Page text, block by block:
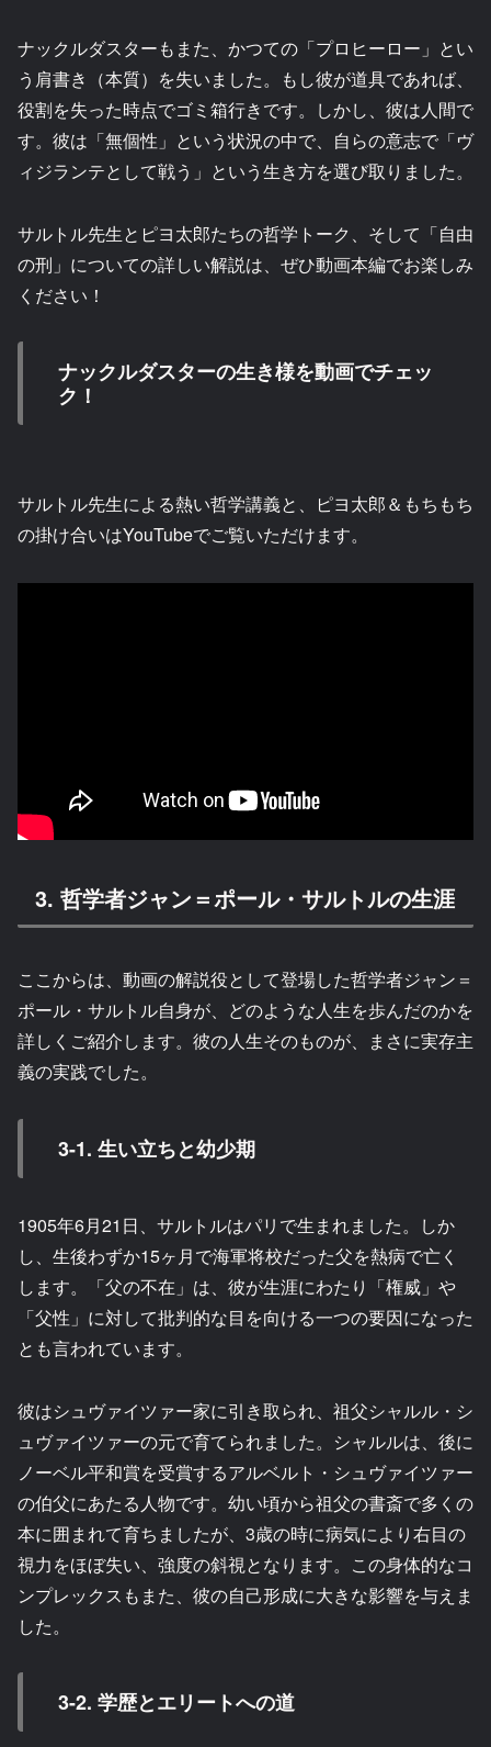
ナックルダスターもまた、かつての「プロヒーロー」とい
う肩書き（本質）を失いました。もし彼が道具であれば、
役割を失った時点でゴミ箱行きです。しかし、彼は人間で
す。彼は「無個性」という状況の中で、自らの意志で「ヴ
ィジランテとして戦う」という生き方を選び取りました。
サルトル先生とピヨ太郎たちの哲学トーク、そして「自由
の刑」についての詳しい解説は、ぜひ動画本編でお楽しみ
ください！
ナックルダスターの生き様を動画でチェッ
ク！
サルトル先生による熱い哲学講義と、ピヨ太郎＆もちもち
の掛け合いはYouTubeでご覧いただけます。
3. 哲学者ジャン＝ポール・サルトルの生涯
ここからは、動画の解説役として登場した哲学者ジャン＝
ポール・サルトル自身が、どのような人生を歩んだのかを
詳しくご紹介します。彼の人生そのものが、まさに実存主
義の実践でした。
3-1. 生い立ちと幼少期
1905年6月21日、サルトルはパリで生まれました。しか
し、生後わずか15ヶ月で海軍将校だった父を熱病で亡く
します。「父の不在」は、彼が生涯にわたり「権威」や
「父性」に対して批判的な目を向ける一つの要因になった
とも言われています。
彼はシュヴァイツァー家に引き取られ、祖父シャルル・シ
ュヴァイツァーの元で育てられました。シャルルは、後に
ノーベル平和賞を受賞するアルベルト・シュヴァイツァー
の伯父にあたる人物です。幼い頃から祖父の書斎で多くの
本に囲まれて育ちましたが、3歳の時に病気により右目の
視力をほぼ失い、強度の斜視となります。この身体的なコ
ンプレックスもまた、彼の自己形成に大きな影響を与えま
した。
3-2. 学歴とエリートへの道